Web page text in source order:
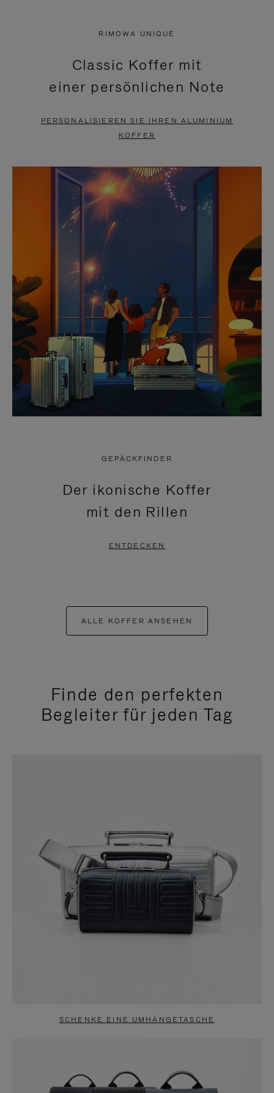
PAUSIERT,
BITTE
DRÜCKEN
ANZUHALTEN
KLICKEN
SIE
ZUM
AUFHEBEN
STUMMSCHALTUNG
RIMOWA UNIQUE
Classic Koffer mit
einer persönlichen Note
PERSONALISIEREN SIE IHREN ALUMINIUM
KOFFER
GEPÄCKFINDER
Der ikonische Koffer
mit den Rillen
ENTDECKEN
ALLE KOFFER ANSEHEN
Finde den perfekten
Begleiter für jeden Tag
SCHENKE EINE UMHÄNGETASCHE